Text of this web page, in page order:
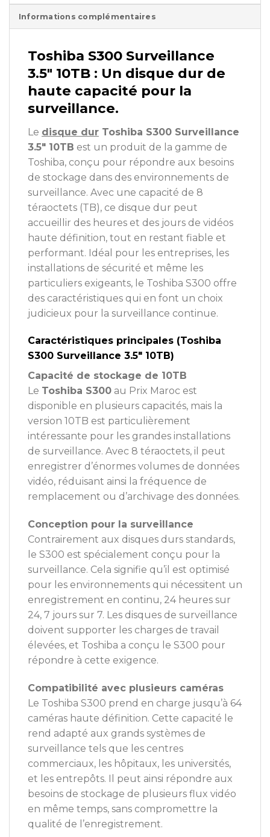
Informations complémentaires
Toshiba S300 Surveillance
3.5″ 10TB : Un disque dur de
haute capacité pour la
surveillance.
Le disque dur Toshiba S300 Surveillance
3.5″ 10TB est un produit de la gamme de
Toshiba, conçu pour répondre aux besoins
de stockage dans des environnements de
surveillance. Avec une capacité de 8
téraoctets (TB), ce disque dur peut
accueillir des heures et des jours de vidéos
haute définition, tout en restant fiable et
performant. Idéal pour les entreprises, les
installations de sécurité et même les
particuliers exigeants, le Toshiba S300 offre
des caractéristiques qui en font un choix
judicieux pour la surveillance continue.
Caractéristiques principales (Toshiba
S300 Surveillance 3.5″ 10TB)
Capacité de stockage de 10TB
Le Toshiba S300 au Prix Maroc est
disponible en plusieurs capacités, mais la
version 10TB est particulièrement
intéressante pour les grandes installations
de surveillance. Avec 8 téraoctets, il peut
enregistrer d’énormes volumes de données
vidéo, réduisant ainsi la fréquence de
remplacement ou d’archivage des données.
Conception pour la surveillance
Contrairement aux disques durs standards,
le S300 est spécialement conçu pour la
surveillance. Cela signifie qu’il est optimisé
pour les environnements qui nécessitent un
enregistrement en continu, 24 heures sur
24, 7 jours sur 7. Les disques de surveillance
doivent supporter les charges de travail
élevées, et Toshiba a conçu le S300 pour
répondre à cette exigence.
Compatibilité avec plusieurs caméras
Le Toshiba S300 prend en charge jusqu’à 64
caméras haute définition. Cette capacité le
rend adapté aux grands systèmes de
surveillance tels que les centres
commerciaux, les hôpitaux, les universités,
et les entrepôts. Il peut ainsi répondre aux
besoins de stockage de plusieurs flux vidéo
en même temps, sans compromettre la
qualité de l’enregistrement.